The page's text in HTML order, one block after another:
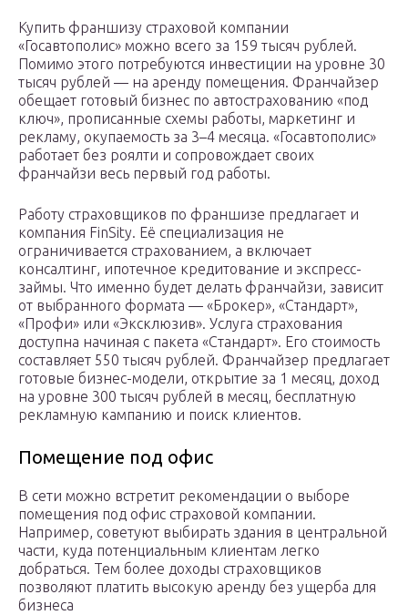
Купить франшизу страховой компании
«Госавтополис» можно всего за 159 тысяч рублей.
Помимо этого потребуются инвестиции на уровне 30
тысяч рублей — на аренду помещения. Франчайзер
обещает готовый бизнес по автострахованию «под
ключ», прописанные схемы работы, маркетинг и
рекламу, окупаемость за 3–4 месяца. «Госавтополис»
работает без роялти и сопровождает своих
франчайзи весь первый год работы.
Работу страховщиков по франшизе предлагает и
компания FinSity. Её специализация не
ограничивается страхованием, а включает
консалтинг, ипотечное кредитование и экспресс-
займы. Что именно будет делать франчайзи, зависит
от выбранного формата — «Брокер», «Стандарт»,
«Профи» или «Эксклюзив». Услуга страхования
доступна начиная с пакета «Стандарт». Его стоимость
составляет 550 тысяч рублей. Франчайзер предлагает
готовые бизнес-модели, открытие за 1 месяц, доход
на уровне 300 тысяч рублей в месяц, бесплатную
рекламную кампанию и поиск клиентов.
Помещение под офис
В сети можно встретит рекомендации о выборе
помещения под офис страховой компании.
Например, советуют выбирать здания в центральной
части, куда потенциальным клиентам легко
добраться. Тем более доходы страховщиков
позволяют платить высокую аренду без ущерба для
бизнеса